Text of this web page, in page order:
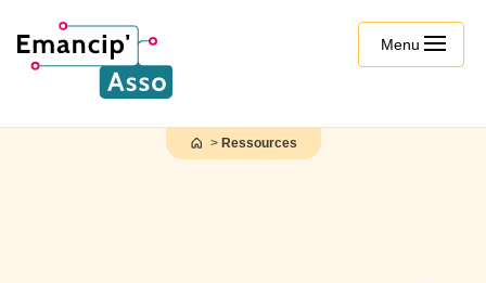
Menu
Ressources